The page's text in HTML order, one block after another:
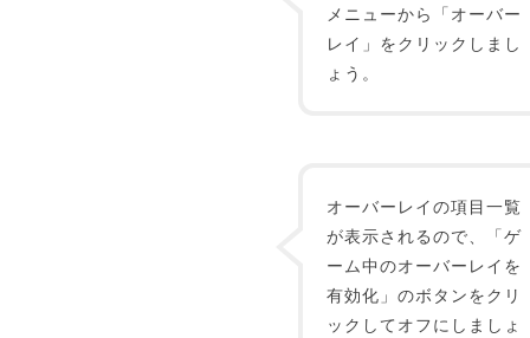
メニューから「オーバー
レイ」をクリックしまし
ょう。
オーバーレイの項目一覧
が表示されるので、「ゲ
ーム中のオーバーレイを
有効化」のボタンをクリ
ックしてオフにしましょ